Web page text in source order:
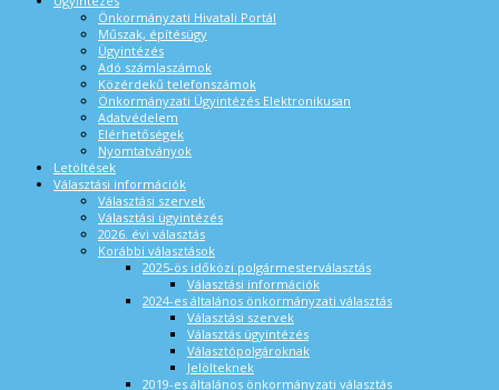
Önkormányzati Hivatali Portál
Műszak, építésügy
Ügyintézés
Adó számlaszámok
Közérdekű telefonszámok
Önkormányzati Ügyintézés Elektronikusan
Adatvédelem
Elérhetőségek
Nyomtatványok
Letöltések
Választási információk
Választási szervek
Választási ügyintézés
2026. évi választás
Korábbi választások
2025-ös időközi polgármesterválasztás
Választási információk
2024-es általános önkormányzati választás
Választási szervek
Választás ügyintézés
Választópolgároknak
Jelölteknek
2019-es általános önkormányzati választás